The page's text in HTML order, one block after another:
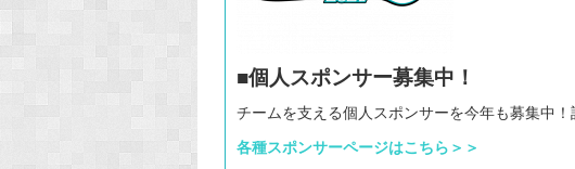
■個人スポンサー募集中！
チームを支える個人スポンサーを今年も募集中！
各種スポンサーページはこちら＞＞